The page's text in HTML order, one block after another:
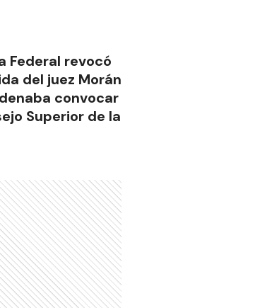
Federal revocó
del juez Morán
convocar
Superior de la